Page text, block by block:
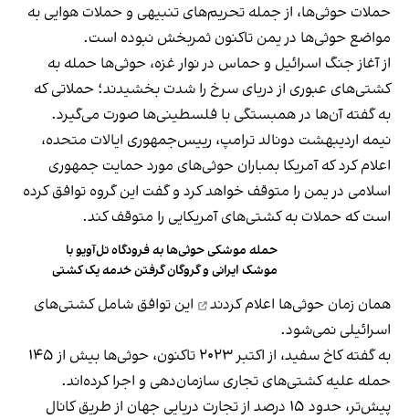
حملات حوثی‌ها، از جمله تحریم‌های تنبیهی و حملات هوایی به
مواضع حوثی‌ها در یمن تاکنون ثمربخش نبوده است.
از آغاز جنگ اسرائیل و حماس در نوار غزه، حوثی‌ها حمله به
کشتی‌های عبوری از دریای سرخ را شدت بخشیدند؛ حملاتی که
به گفته آن‌ها در همبستگی با فلسطینی‌ها صورت می‌گیرد.
نیمه اردیبهشت دونالد ترامپ، رییس‌جمهوری ایالات متحده،
اعلام کرد که آمریکا بمباران حوثی‌های مورد حمایت جمهوری
اسلامی در یمن را متوقف خواهد کرد و گفت این گروه توافق کرده
است که حملات به کشتی‌های آمریکایی را متوقف کند.
حمله موشکی حوثی‌ها به فرودگاه تل‌آویو با
موشک ایرانی و گروگان گرفتن خدمه یک کشتی
همان زمان حوثی‌ها اعلام کردند
این توافق شامل کشتی‌های
اسرائیلی نمی‌شود.
به گفته کاخ سفید، از اکتبر ۲۰۲۳ تاکنون، حوثی‌ها بیش از ۱۴۵
حمله علیه کشتی‌های تجاری سازمان‌دهی و اجرا کرده‌اند.
پیش‌تر، حدود ۱۵ درصد از تجارت دریایی جهان از طریق کانال